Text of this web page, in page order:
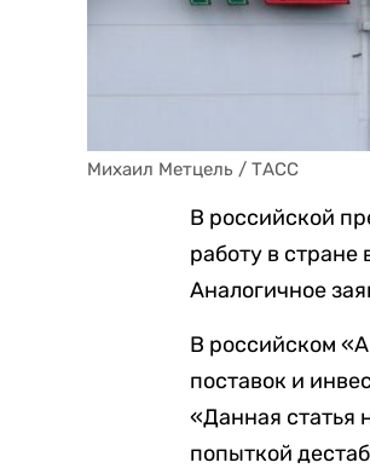
Михаил Метцель / ТАСС
В российской
работу в
Аналогичное
В российском
поставок и
«Данная статья
попыткой